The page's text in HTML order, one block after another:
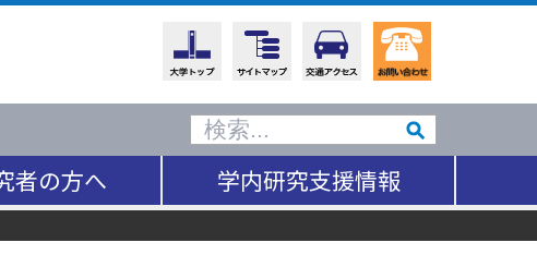
者の方へ 学内研究支援情報